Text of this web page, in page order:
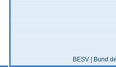
BESV | Bund